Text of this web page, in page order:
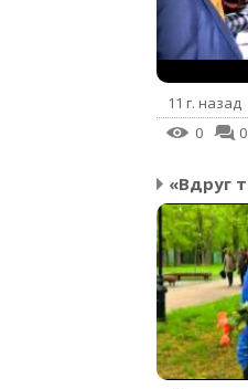
11 г. назад
0
0